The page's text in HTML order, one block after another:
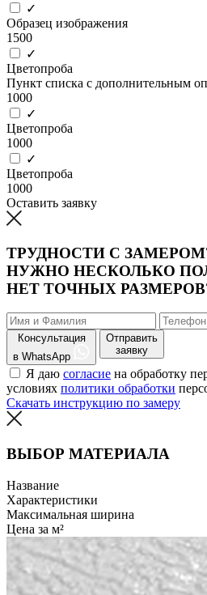
✓
Образец изображения
1500
✓
Цветопроба
Пункт списка с дополнительным
1000
✓
Цветопроба
1000
✓
Цветопроба
1000
Оставить заявку
ТРУДНОСТИ С
НУЖНО НЕСКОЛЬКО
НЕТ ТОЧНЫХ
Консультация
в WhatsApp
Отправить
заявку
Я даю согласие на обработку
условиях политики обработки
Скачать инструкцию по замеру
ВЫБОР МАТЕРИАЛА
Название
Характеристики
Максимальная ширина
Цена за м²